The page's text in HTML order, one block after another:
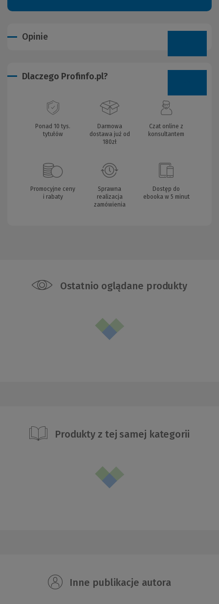
Opinie
Dlaczego Profinfo.pl?
Ponad 10 tys.
tytułów
Darmowa
dostawa już od
180zł
Czat online z
konsultantem
Promocyjne ceny
i rabaty
Sprawna
realizacja
zamówienia
Dostęp do
ebooka w 5 minut
Ostatnio oglądane produkty
Produkty z tej samej kategorii
Inne publikacje autora